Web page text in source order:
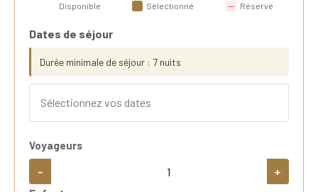
Disponible Sélectionné Réservé
Dates de séjour
Durée minimale de séjour : 7 nuits
Voyageurs
- +